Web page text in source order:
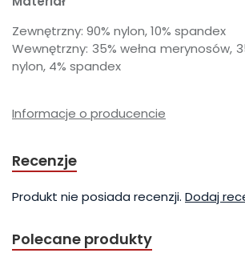
Zewnętrzny: 90% nylon, 10% spandex
Wewnętrzny: 35% wełna merynosów,
nylon, 4% spandex
Informacje o producencie
Recenzje
Produkt nie posiada recenzji. Dodaj
Polecane produkty